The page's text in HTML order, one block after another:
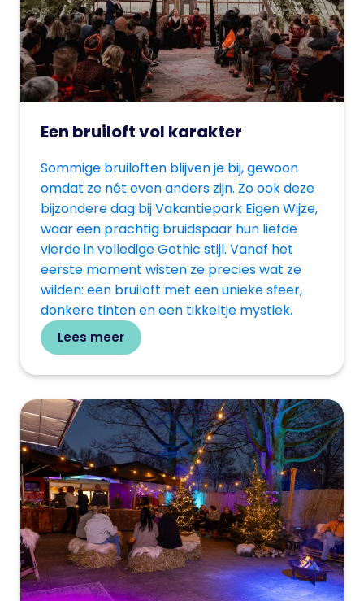
Een bruiloft vol karakter
Sommige bruiloften blijven je bij, gewoon
omdat ze nét even anders zijn. Zo ook deze
bijzondere dag bij Vakantiepark Eigen Wijze,
waar een prachtig bruidspaar hun liefde
vierde in volledige Gothic stijl. Vanaf het
eerste moment wisten ze precies wat ze
wilden: een bruiloft met een unieke sfeer,
donkere tinten en een tikkeltje mystiek.
Lees meer